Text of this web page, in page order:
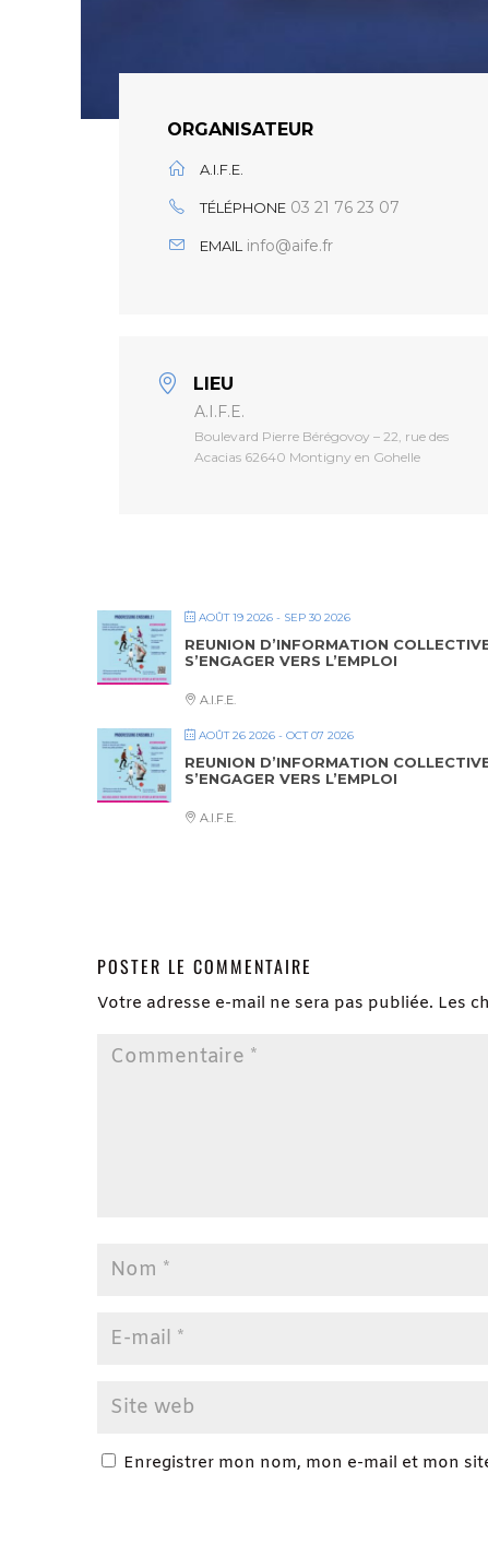
ORGANISATEUR
A.I.F.E.
TÉLÉPHONE 03 21 76 23 07
EMAIL info@aife.fr
LIEU
A.I.F.E.
Boulevard Pierre Bérégovoy – 22, rue des
Acacias 62640 Montigny en Gohelle
AOÛT 19 2026 - SEP 30 2026
REUNION D’INFORMATION
S’ENGAGER VERS L’EMPLOI
A.I.F.E.
AOÛT 26 2026 - OCT 07 2026
REUNION D’INFORMATION
S’ENGAGER VERS L’EMPLOI
A.I.F.E.
POSTER LE COMMENTAIRE
Votre adresse e-mail ne sera pas publiée. Les
Enregistrer mon nom, mon e-mail et mon